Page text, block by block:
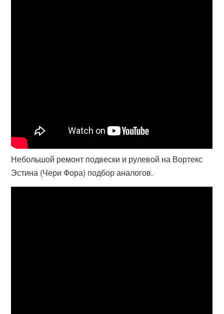
Небольшой ремонт подвески и рулевой на Вортекс
Эстина (Чери Фора) подбор аналогов.